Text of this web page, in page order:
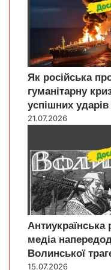
Як російська
гуманітарну
успішних
21.07.2026
медіа
Волинської
15.07.2026